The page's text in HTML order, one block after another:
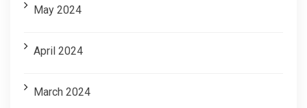
May 2024
April 2024
March 2024